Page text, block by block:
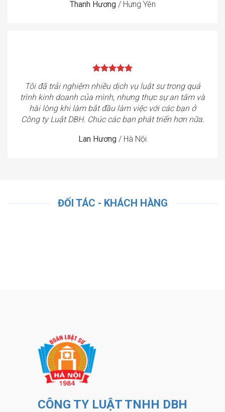
Thanh Hương / Hưng Yên
Tôi đã trải nghiệm nhiều dịch vụ luật sư trong quá
trình kinh doanh của mình, nhưng thực sự an tâm và
hài lòng khi làm bắt đầu làm việc với các bạn ở
Công ty Luật DBH. Chúc các bạn phát triển hơn nữa.
Lan Hương / Hà Nội
ĐỐI TÁC - KHÁCH HÀNG
CÔNG TY LUẬT TNHH DBH